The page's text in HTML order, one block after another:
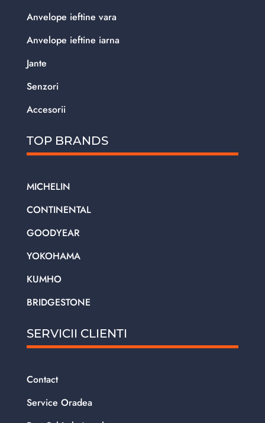
Anvelope ieftine vara
Anvelope ieftine iarna
Jante
Senzori
Accesorii
TOP BRANDS
MICHELIN
CONTINENTAL
GOODYEAR
YOKOHAMA
KUMHO
BRIDGESTONE
SERVICII CLIENTI
Contact
Service Oradea